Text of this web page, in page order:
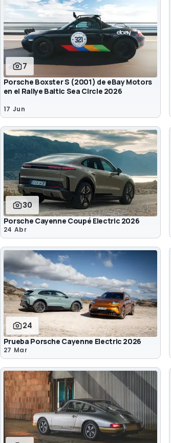
7
Porsche Boxster S (2001) de eBay Motors
en el Rallye Baltic Sea Circle 2026
17 Jun
30
Porsche Cayenne Coupé Electric 2026
24 Abr
24
Prueba Porsche Cayenne Electric 2026
27 Mar